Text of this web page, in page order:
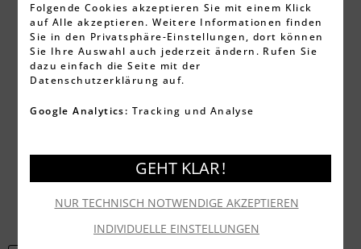
Folgende Cookies akzeptieren Sie mit einem Klick
auf Alle akzeptieren. Weitere Informationen finden
Sie in den Privatsphäre-Einstellungen, dort können
Sie Ihre Auswahl auch jederzeit ändern. Rufen Sie
dazu einfach die Seite mit der
Datenschutzerklärung auf.
Google Analytics: Tracking und Analyse
INDIVIDUELLE EINSTELLUNGEN
NUR TECHNISCH NOTWENDIGE AKZEPTIEREN
GEHT KLAR !